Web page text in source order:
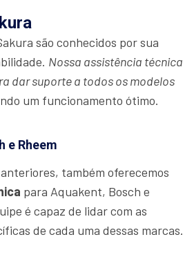
são conhecidos por sua
Nossa assistência técnica
dar suporte a todos os modelos
um funcionamento ótimo.
e Rheem
também oferecemos
para Aquakent, Bosch e
é capaz de lidar com as
de cada uma dessas marcas.